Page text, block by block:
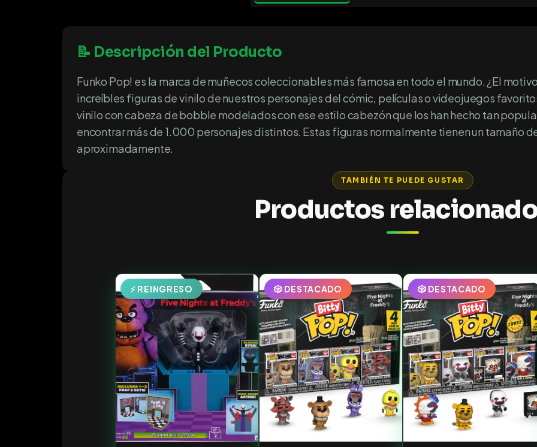
📝 Descripción del Producto
Funko Pop! es la marca de muñecos coleccionables más famosa en todo el mundo. ¿El
increíbles figuras de vinilo de nuestros personajes del cómic, películas o videojuegos
vinilo con cabeza de bobble modelados con ese estilo cabezón que los han hecho tan
encontrar más de 1.000 personajes distintos. Estas figuras normalmente tienen un tamaño
aproximadamente.
TAMBIÉN TE PUEDE GUSTAR
Productos
⚡ REINGRESO 🎲 DESTACADO 🎲 DESTACADO